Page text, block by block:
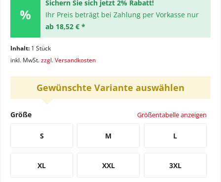
Sichern Sie sich jetzt 2% Rabatt!
Ihr Preis beträgt bei Zahlung per Vorkasse nur
ab 18,52 € *
Inhalt: 1 Stück
inkl. MwSt.zzgl. Versandkosten
Gewünschte Variante auswählen
Größe Größentabelle anzeigen
S M L
XL XXL 3XL